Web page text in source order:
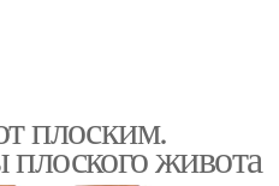
плоским.
живота